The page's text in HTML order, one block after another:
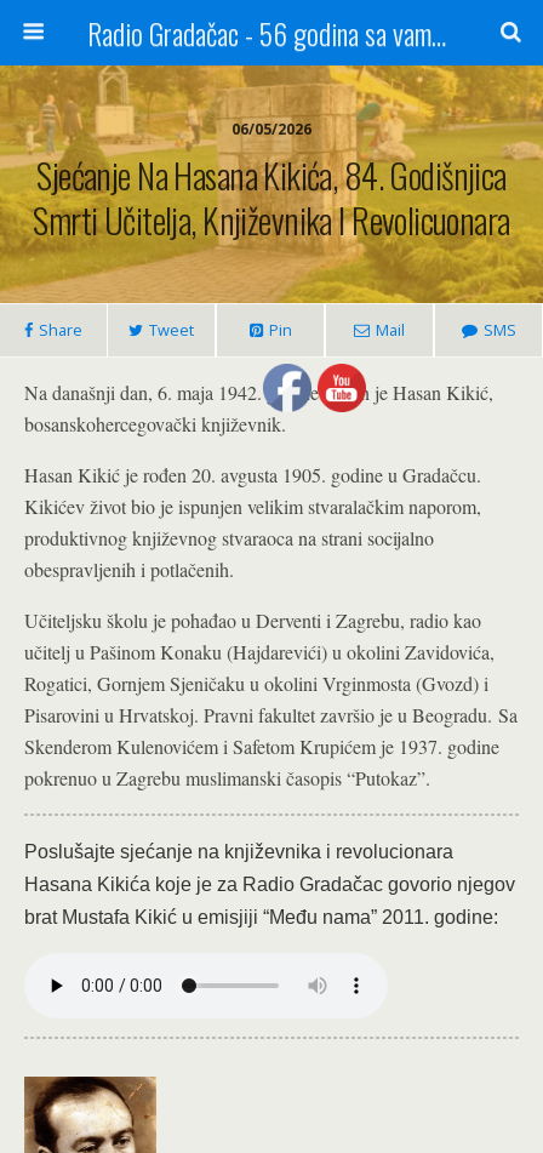
Radio Gradačac - 56 godina sa vama...
06/05/2026
Sjećanje Na Hasana Kikića, 84. Godišnjica
Smrti Učitelja, Književnika I Revolicuonara
Share Tweet Pin Mail SMS
Na današnji dan, 6. maja 1942. godine ubijen je Hasan Kikić,
bosanskohercegovački književnik.
Hasan Kikić je rođen 20. avgusta 1905. godine u Gradačcu.
Kikićev život bio je ispunjen velikim stvaralačkim naporom,
produktivnog književnog stvaraoca na strani socijalno
obespravljenih i potlačenih.
Učiteljsku školu je pohađao u Derventi i Zagrebu, radio kao
učitelj u Pašinom Konaku (Hajdarevići) u okolini Zavidovića,
Rogatici, Gornjem Sjeničaku u okolini Vrginmosta (Gvozd) i
Pisarovini u Hrvatskoj. Pravni fakultet završio je u Beogradu. Sa
Skenderom Kulenovićem i Safetom Krupićem je 1937. godine
pokrenuo u Zagrebu muslimanski časopis “Putokaz”.
Poslušajte sjećanje na književnika i revolucionara
Hasana Kikića koje je za Radio Gradačac govorio njegov
brat Mustafa Kikić u emisjiji “Među nama” 2011. godine: